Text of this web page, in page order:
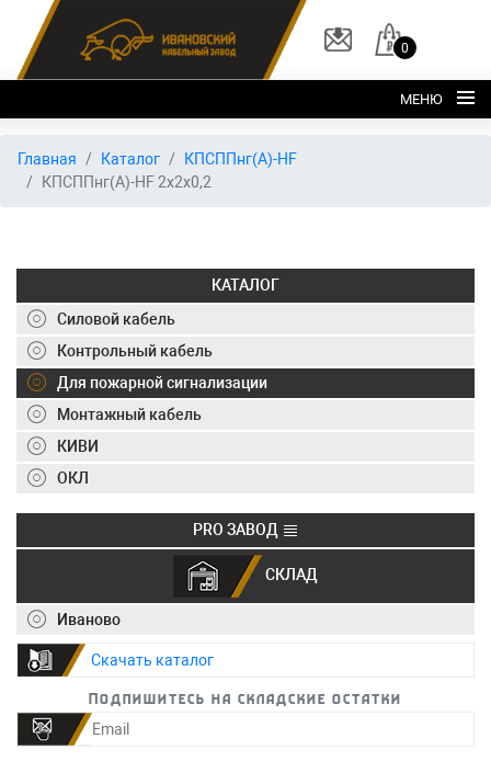
0
МЕНЮ
Главная
О заводе
Склад
ОКЛ
Вакансии
Контакты
+7 (495) 150-40-20
info@ivkz.ru
Главная Каталог
КПСППнг(А)-HF
КПСППнг(А)-HF 2х2х0,2
КАТАЛОГ
Силовой кабель
Контрольный кабель
Для пожарной сигнализации
Монтажный кабель
КИВИ
ОКЛ
PRO ЗАВОД
СКЛАД
Иваново
Скачать каталог
Подпишитесь на складские остатки